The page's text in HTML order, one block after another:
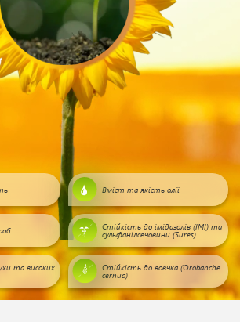
Вміст та якість олії
Стійкість до імідазолів (ІМІ) та
сульфанілсечовини (Sures)
та високих Стійкість до вовчка (Orobanche
cernua)